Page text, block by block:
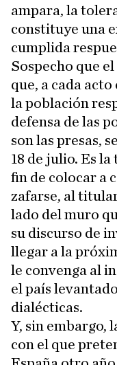
ampara, la
constituye una
cumplida
Sospecho que
que, a cada
la población
defensa de las
son las presas,
18 de julio. Es
fin de colocar a
zafarse, al
lado del muro
su discurso de
llegar a la
le convenga al
el país
dialécticas.
Y, sin embargo,
con el que